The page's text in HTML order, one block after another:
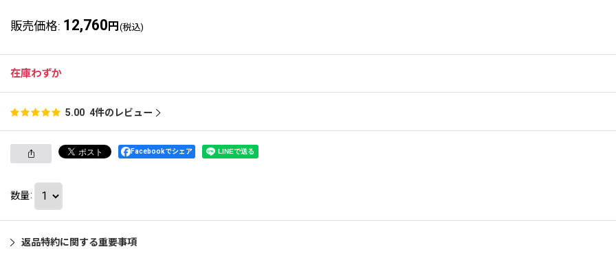
販売価格: 12,760 円 (税込)
在庫わずか
5.00 4件のレビュー
Facebookでシェア
数量:
返品特約に関する重要事項